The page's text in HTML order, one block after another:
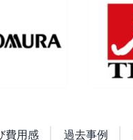
費用感 過去事例